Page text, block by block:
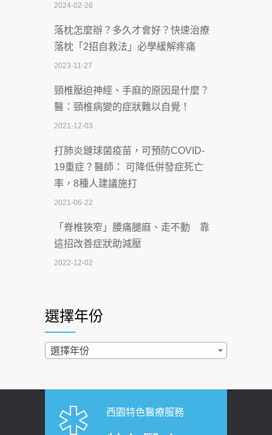
2026-07-08
體溫飆破41度！醫連收兩例中暑病例：
致死率達8成
2026-07-07
深耕萬華55年 西園醫院回顧發展歷程與
智慧 醫療布局
2026-07-06
【115年臺北市「防癌保衛戰：健康好禮
一手刮」】 宣導
2026-07-02
2026-07-02
4連霸議員黃秋澤癌逝！食道癌為何奪命
西園醫院55周年 7／10捐血公益活動 邀
民眾熱血響應
2026-06-30
健康肛門痛都是痔瘡?醫談瘍瘍瘻管與肛
2024-02-26
落枕怎麼辦？多久才會好？快速治療
落枕「2招自救法」必學緩解疼痛
2023-11-27
頸椎壓迫神經、手麻的原因是什麼？
醫：頸椎病變的症狀難以自覺！
2021-12-03
打肺炎鏈球菌疫苗，可預防COVID-
19重症？醫師： 可降低併發症死亡
率，8種人建議施打
2021-06-22
「脊椎狹窄」腰痛腿麻、走不動 靠
這招改善症狀助減壓
2022-12-02
2022-02-17
過量維生素D和鈣恐罹癌? 醫師釋
「落枕」不要大力按脖子！ 1招「伸
展運動」預防落枕
選擇年份
選擇年份
西園特色醫療服務